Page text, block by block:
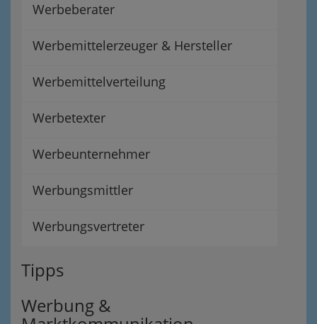
Werbeberater
Werbemittelerzeuger & Hersteller
Werbemittelverteilung
Werbetexter
Werbeunternehmer
Werbungsmittler
Werbungsvertreter
Tipps
Werbung &